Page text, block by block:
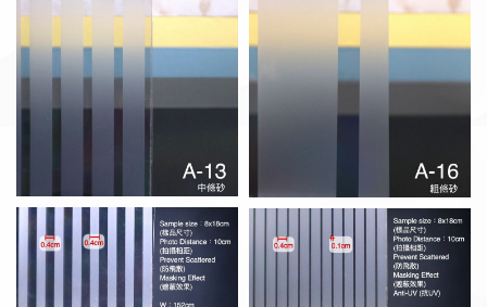
A-17 細條砂 M-17 百葉砂